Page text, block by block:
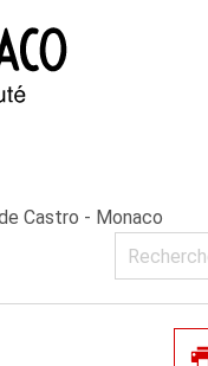
Castro - Monaco